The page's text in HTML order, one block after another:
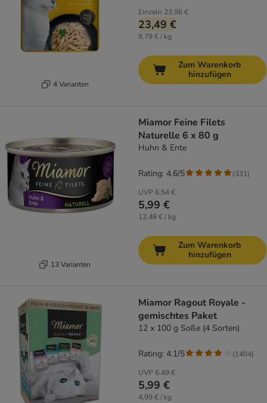
4 Varianten
Einzeln 23,96 €
23,49 €
9,79 € / kg
Zum Warenkorb
hinzufügen
13 Varianten
Miamor Feine Filets
Naturelle 6 x 80 g
Huhn & Ente
UVP 6,54 €
5,99 €
12,48 € / kg
Rating: 4.6/5 (331)
Zum Warenkorb
hinzufügen
Miamor Ragout Royale -
gemischtes Paket
12 x 100 g Soße (4 Sorten)
UVP 6,49 €
5,99 €
4,99 € / kg
Rating: 4.1/5 (1404)